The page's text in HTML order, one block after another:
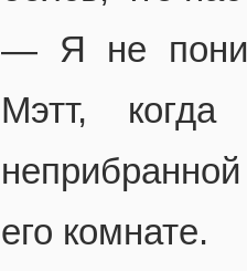
— Я не
Мэтт,
его комнате.